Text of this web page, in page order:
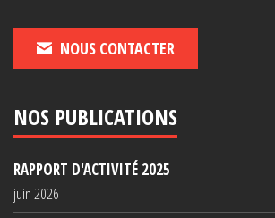
NOUS CONTACTER
NOS PUBLICATIONS
RAPPORT D'ACTIVITÉ 2025
juin 2026